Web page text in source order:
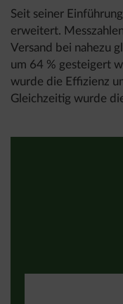
Seit seiner
erweitert.
Versand bei nahezu
um 64 % gesteigert
wurde die Effizienz
Gleichzeitig wurde